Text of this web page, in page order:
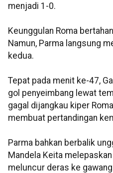
menjadi 1-0.
Keunggulan Roma
Namun, Parma langsung
kedua.
Tepat pada menit ke-47,
gol penyeimbang lewat
gagal dijangkau kiper
membuat pertandingan
Parma bahkan berbalik
Mandela Keita
meluncur deras ke